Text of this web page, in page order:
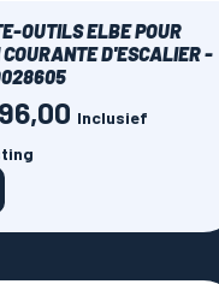
OUTILS ELBE POUR
D'ESCALIER -
Inclusief